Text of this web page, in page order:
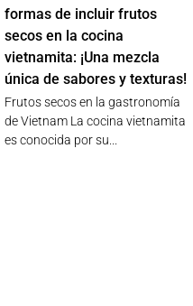
formas de incluir frutos
secos en la cocina
vietnamita: ¡Una mezcla
única de sabores y texturas!
Frutos secos en la gastronomía
de Vietnam La cocina vietnamita
es conocida por su...